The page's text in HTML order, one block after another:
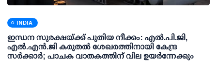
INDIA
ഇന്ധന സുരക്ഷയ്ക്ക് പുതിയ നീക്കം: എല്‍.പി.ജി,
എല്‍.എന്‍.ജി കരുതല്‍ ശേഖരത്തിനായി കേന്ദ്ര
സര്‍ക്കാര്‍; പാചക വാതകത്തിന് വില ഉയര്‍ന്നേക്കും